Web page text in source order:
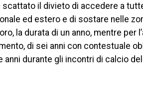
scattato il divieto di accedere a
ed estero e di sostare nelle
la durata di un anno, mentre per
di sei anni con contestuale
anni durante gli incontri di calcio